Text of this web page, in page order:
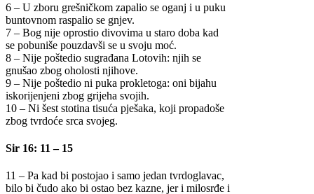
6 – U zboru grešničkom zapalio se oganj i u puku
buntovnom raspalio se gnjev.
7 – Bog nije oprostio divovima u staro doba kad
se pobuniše pouzdavši se u svoju moć.
8 – Nije poštedio sugrađana Lotovih: njih se
gnušao zbog oholosti njihove.
9 – Nije poštedio ni puka prokletoga: oni bijahu
iskorijenjeni zbog grijeha svojih.
10 – Ni šest stotina tisuća pješaka, koji propadoše
zbog tvrdoće srca svojeg.
Sir 16: 11 – 15
11 – Pa kad bi postojao i samo jedan tvrdoglavac,
bilo bi čudo ako bi ostao bez kazne, jer i milosrđe i